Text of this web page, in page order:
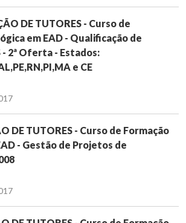
DE TUTORES - Curso de
em EAD - Qualificação de
- 2ª Oferta - Estados:
e CE
DE TUTORES - Curso de Formação
- Gestão de Projetos de